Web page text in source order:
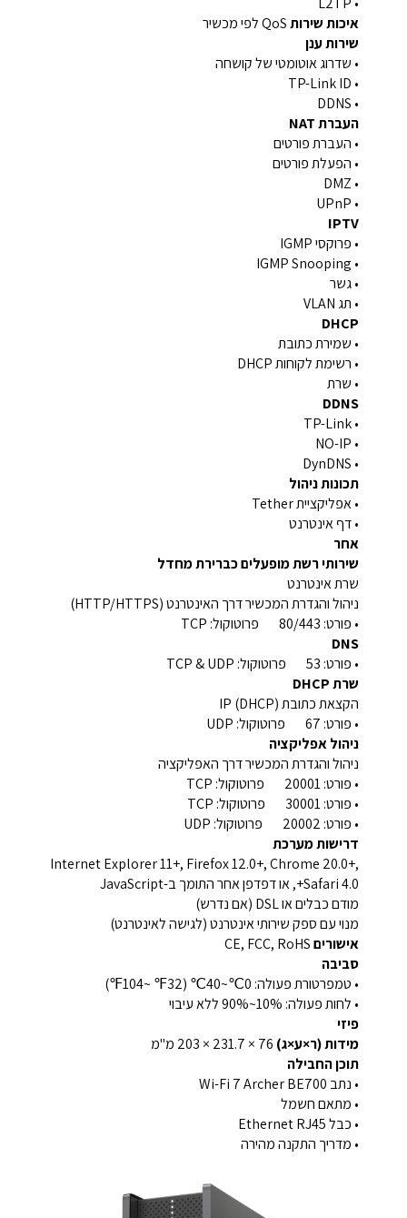
איכות שירותQoS לפי מכשיר
שירות ענן
• שדרוג אוטומטי של קושחה
• TP-Link ID
• DDNS
העברת NAT
• העברת פורטים
• הפעלת פורטים
• DMZ
• UPnP
IPTV
• פרוקסי IGMP
• IGMP Snooping
• גשר
• תג VLAN
DHCP
• שמירת כתובת
• רשימת לקוחות DHCP
• שרת
DDNS
• TP-Link
• NO-IP
• DynDNS
תכונות ניהול
• אפליקציית Tether
• דף אינטרנט
אחר
שירותי רשת מופעלים כברירת מחדל
שרת אינטרנט
ניהול והגדרת המכשיר דרך האינטרנט (HTTP/HTTPS)
• פורט: 80/443 פרוטוקול: TCP
DNS
• פורט: 53 פרוטוקול: TCP & UDP
שרת DHCP
הקצאת כתובת IP (DHCP)
• פורט: 67 פרוטוקול: UDP
ניהול אפליקציה
ניהול והגדרת המכשיר דרך האפליקציה
• פורט: 20001 פרוטוקול: TCP
• פורט: 30001 פרוטוקול: TCP
• פורט: 20002 פרוטוקול: UDP
דרישות מערכת
Internet Explorer 11+, Firefox 12.0+, Chrome 20.0+,
Safari 4.0+, או דפדפן אחר התומך ב-JavaScript
מודם כבלים או DSL (אם נדרש)
מנוי עם ספק שירותי אינטרנט (לגישה לאינטרנט)
אישוריםCE, FCC, RoHS
סביבה
• טמפרטורת פעולה: 0℃~40℃ (32℉ ~104℉)
• לחות פעולה: 10%~90% ללא עיבוי
פיזי
מידות (ר×ע×ג)
תוכן החבילה
• נתב Wi-Fi 7 Archer BE700
• מתאם חשמל
• כבל Ethernet RJ45
• מדריך התקנה מהירה